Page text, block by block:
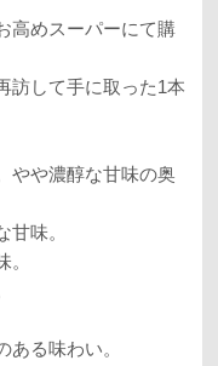
高めスーパーにて購
訪して手に取った1本
やや濃醇な甘味の奥
味。
る味わい。